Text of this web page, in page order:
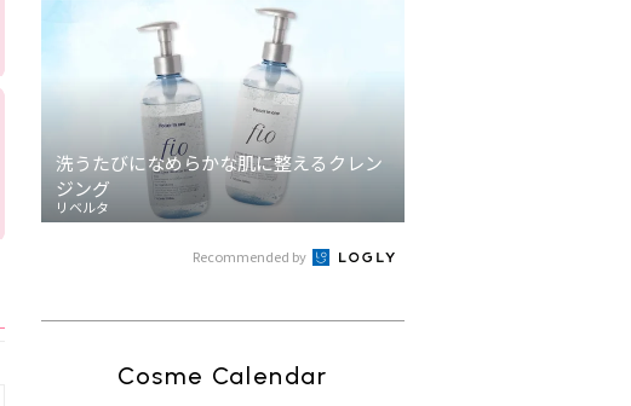
洗うたびになめらかな肌に整えるクレン
ジング
リベルタ
Recommended by
Cosme Calendar